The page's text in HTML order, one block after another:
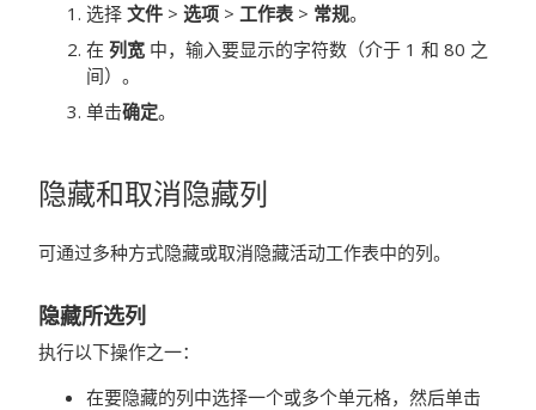
选择 文件 > 选项 > 工作表 > 常规。
在 列宽 中，输入要显示的字符数（介于 1 和 80 之
间）。
单击确定。
隐藏和取消隐藏列
可通过多种方式隐藏或取消隐藏活动工作表中的列。
隐藏所选列
执行以下操作之一：
在要隐藏的列中选择一个或多个单元格，然后单击